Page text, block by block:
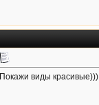
Покажи виды красивые)))